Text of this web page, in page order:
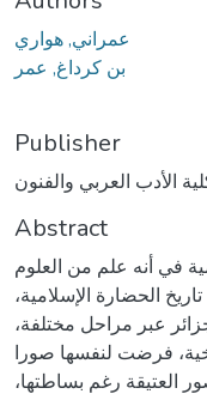
عمراني, هواري
بن كرداغ, عمر
Publisher
الأدب العربي والفنون
Abstract
في أنه علم من العلوم
الحضارة الإسلامية،
عبر مراحل مختلفة،
فرضت لنفسها صورا
العتيقة رغم بساطتها،